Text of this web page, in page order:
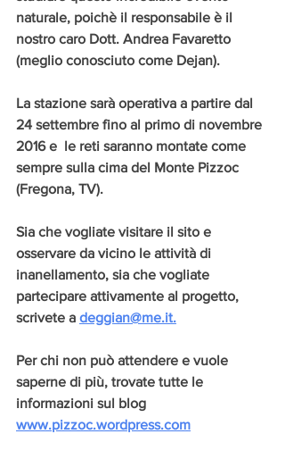
naturale, poichè il responsabile è il
nostro caro Dott. Andrea Favaretto
(meglio conosciuto come Dejan).
La stazione sarà operativa a partire dal
24 settembre fino al primo di novembre
2016 e  le reti saranno montate come
sempre sulla cima del Monte Pizzoc
(Fregona, TV).
Sia che vogliate visitare il sito e
osservare da vicino le attività di
inanellamento, sia che vogliate
partecipare attivamente al progetto,
scrivete a deggian@me.it.
Per chi non può attendere e vuole
saperne di più, trovate tutte le
informazioni sul blog
www.pizzoc.wordpress.com